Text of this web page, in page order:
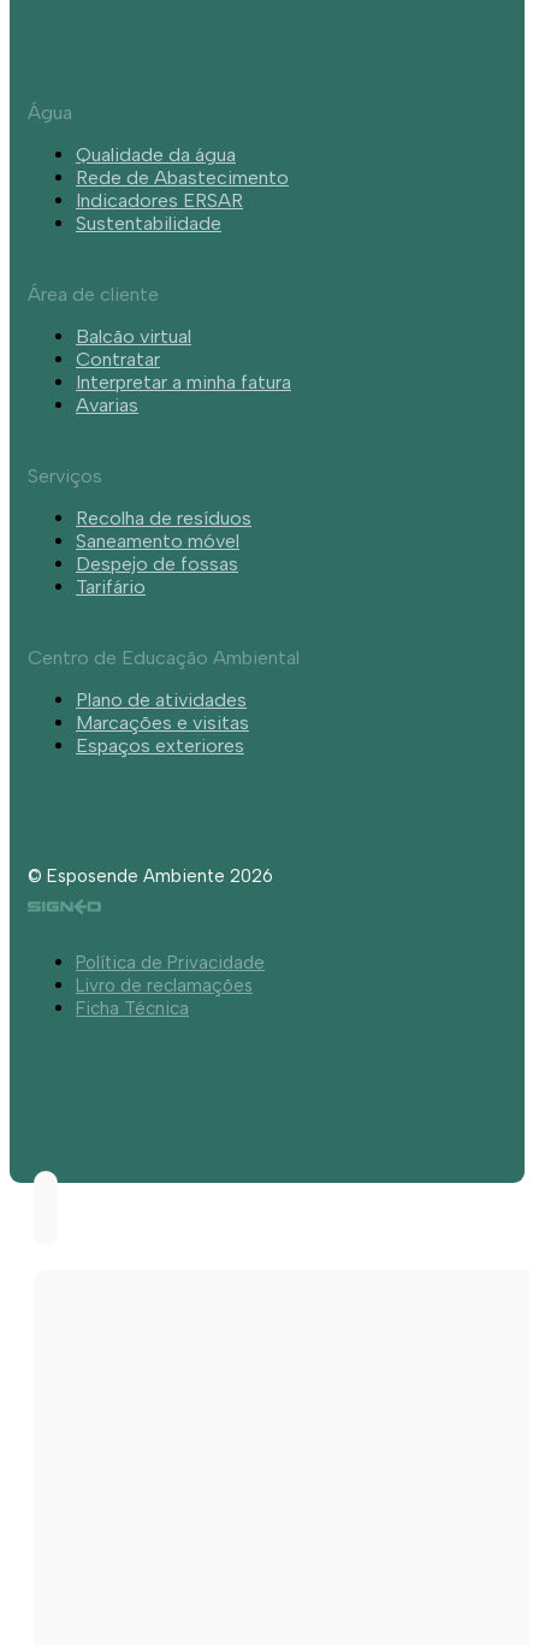
Água
Qualidade da água
Rede de Abastecimento
Indicadores ERSAR
Sustentabilidade
Área de cliente
Balcão virtual
Contratar
Interpretar a minha fatura
Avarias
Serviços
Recolha de resíduos
Saneamento móvel
Despejo de fossas
Tarifário
Centro de Educação Ambiental
Plano de atividades
Marcações e visitas
Espaços exteriores
© Esposende Ambiente 2026
Política de Privacidade
Livro de reclamações
Ficha Técnica